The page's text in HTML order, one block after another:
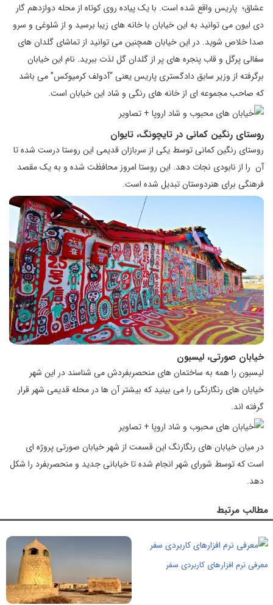
عشاق؛ پاریس واقع شده است. با یک پیاده روی کوتاه از محله دوازدهم گار
دی لیون می توانید به این خیابان با خانه های زیبا برسید و از شلوغی و سرو
صدا خلاص شوید. در این خیابان همچنین می توانید از تماشای گلدان های
سفالی پرگل و قاب پنجره های پر از گلدان گل لذت ببرید. نام این خیابان
برگرفته از وزیر سابق دادگستری پاریس یعنی “آدولف کرمیوکس” می باشد
که صاحب مجموعه ای از خانه های رنگی و شاد این خیابان است.
روستای رنگین کمانی در تایچونگ، تایوان
روستای رنگین کمانی توسط یکی از سربازان قدیمی این روستا درست شده تا
آن را از نابودی نجات دهد. این روستا امروز محافظت شده و به یک مقصد
فرهنگی برای هنردوستان تبدیل شده است.
خیابان صورتی، لیسبون
لیسبون را همه به ساختمان های منحصربفردش می شناسند در این شهر
خیابان های رنگارنگی را می بینید که بیشتر آن ها در محله قدیمی شهر قرار
گرفته اند.
در میان خیابان های رنگارنگ این قسمت از شهر خیابان صورتی پروژه ای
است که توسط شورای شهر انجام شده تا خیابانی جدید و منحصربفرد را شکل
دهد.
مطالب مرتبط
معرفی نرم افزارهای کاربردی سفر